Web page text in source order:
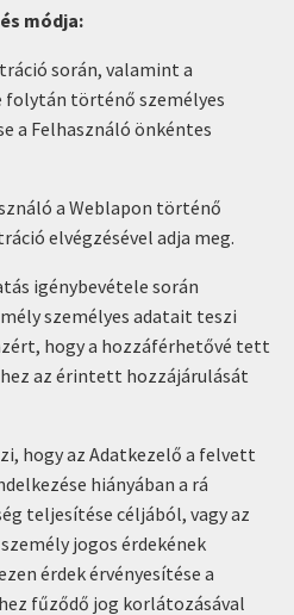
módja:
során, valamint a
történő személyes
a Felhasználó önkéntes
a Weblapon történő
elvégzésével adja meg.
igénybevétele során
személyes adatait teszi
hogy a hozzáférhetővé tett
az érintett hozzájárulását
hogy az Adatkezelő a felvett
hiányában a rá
teljesítése céljából, vagy az
jogos érdekének
érdek érvényesítése a
fűződő jog korlátozásával